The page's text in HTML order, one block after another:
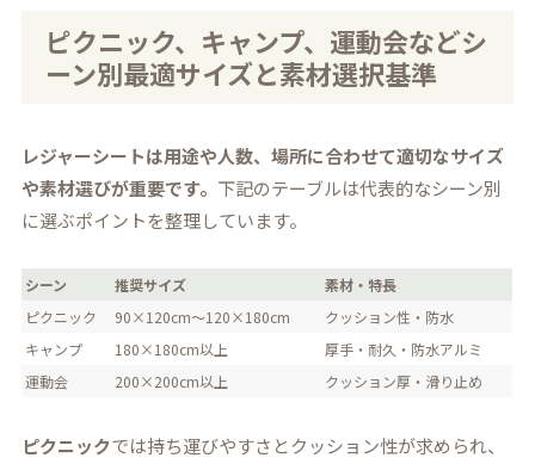
ピクニック、キャンプ、運動会などシ
ーン別最適サイズと素材選択基準
レジャーシートは用途や人数、場所に合わせて適切なサイズ
や素材選びが重要です。 下記のテーブルは代表的なシーン別
に選ぶポイントを整理しています。
シーン 推奨サイズ
素材・特長
ピクニック
90×120cm〜120×180cm
クッション性・防水
キャンプ
180×180cm以上
厚手・耐久・防水アルミ
運動会
200×200cm以上 クッション厚・滑り止め
ピクニックでは持ち運びやすさとクッション性が求められ、